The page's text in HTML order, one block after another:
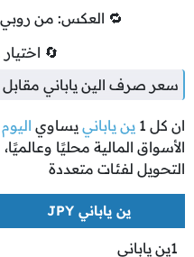
🔁 العكس: من روبي
🔄
سعر صرف الين ياباني
ان كل 1 ين ياباني يساوي اليوم
الأسواق المالية محليًا
التحويل لفئات متعددة
ين ياباني JPY
1ين ياباني